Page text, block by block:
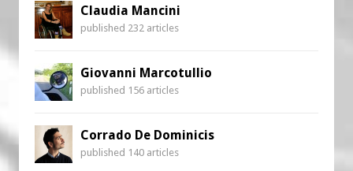
Claudia Mancini
published 232 articles
Giovanni Marcotullio
published 156 articles
Corrado De Dominicis
published 140 articles